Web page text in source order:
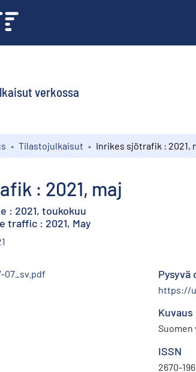
verkossa
Tilastojulkaisut Inrikes sjötrafik : 2021,
: 2021, maj
: 2021, toukokuu
traffic : 2021, May
07_sv.pdf Pysyvä
https://
Kuvaus
Suomen
ISSN
2670-